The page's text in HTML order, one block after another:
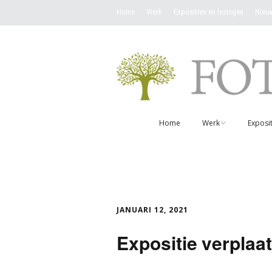
Home Werk Exposities en lezingen
Home Werk
JANUARI 12, 2021
Expositie